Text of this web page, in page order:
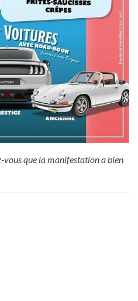
vous que la manifestation a bien